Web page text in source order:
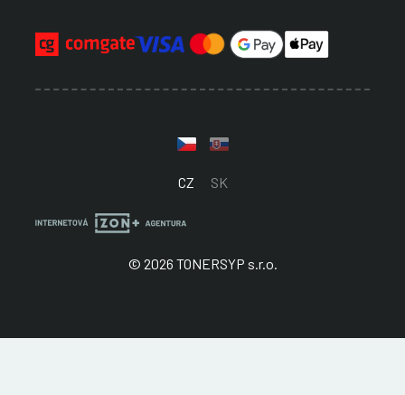
CZ SK
© 2026 TONERSYP s.r.o.